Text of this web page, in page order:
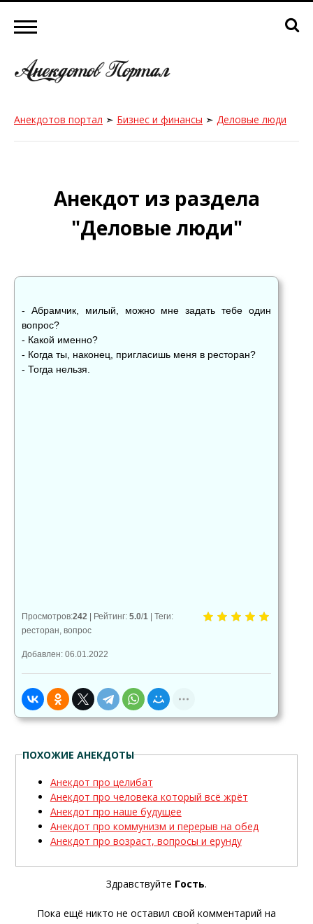
Анекдотов портал ➣ Бизнес и финансы ➣ Деловые люди
Анекдот из раздела
"Деловые люди"
- Абрамчик, милый, можно мне задать тебе один
вопрос?
- Какой именно?
- Когда ты, наконец, пригласишь меня в ресторан?
- Тогда нельзя.
Просмотров:242 | Рейтинг: 5.0/1 | Теги:
ресторан вопрос
Добавлен: 06.01.2022
ПОХОЖИЕ АНЕКДОТЫ
Анекдот про целибат
Анекдот про человека который всё жрёт
Анекдот про наше будущее
Анекдот про коммунизм и перерыв на обед
Анекдот про возраст, вопросы и ерунду
Здравствуйте Гость.
Пока ещё никто не оставил свой комментарий на